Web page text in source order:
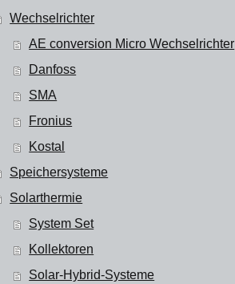
Wechselrichter
AE conversion Micro Wechselrichter
Danfoss
SMA
Fronius
Kostal
Speichersysteme
Solarthermie
System Set
Kollektoren
Solar-Hybrid-Systeme